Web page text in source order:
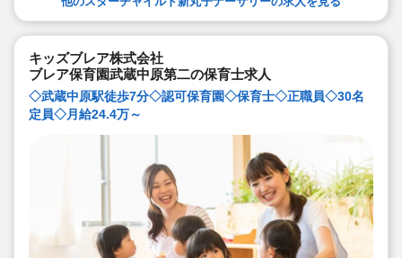
出来ます♪
キッズブレア株式会社
ブレア保育園武蔵中原第二の保育士求人
◇武蔵中原駅徒歩7分◇認可保育園◇保育士◇正職員◇30名
定員◇月給24.4万～